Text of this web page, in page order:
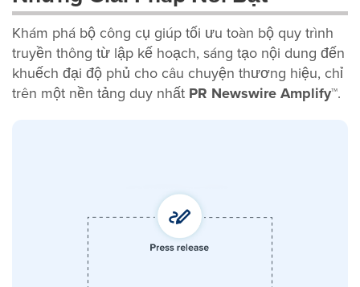
Khám phá bộ công cụ giúp tối ưu toàn bộ quy trình
truyền thông từ lập kế hoạch, sáng tạo nội dung đến
khuếch đại độ phủ cho câu chuyện thương hiệu, chỉ
trên một nền tảng duy nhất PR Newswire Amplify™.